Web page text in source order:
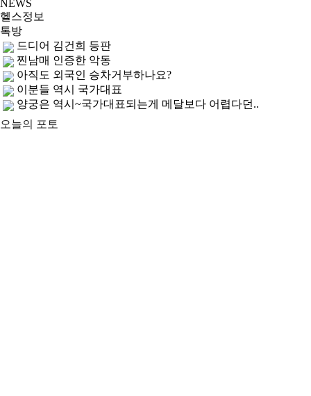
NEWS
헬스정보
톡방
GS25, 하이트진로와 손잡고 ‘갓생폭탄맥주’ 선..
무조건 탄수화물 끊기? 당류부터 줄여라
운동 어려울때 다이어트 도움되는 음식 5
컬럼비아, 자연 분해되는 ‘지구의 날 티셔츠’ ..
ITZY 류진, 동해안 산불 피해 성금 5000만원 기..
오늘의 포토